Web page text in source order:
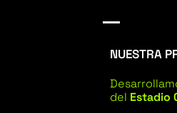
NUESTRA
del Estadio